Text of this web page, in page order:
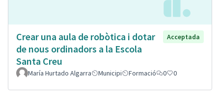
Crear una aula de robòtica i dotar
de nous ordinadors a la Escola
Santa Creu
Acceptada
María Hurtado Algarra Municipi Formació 0 0